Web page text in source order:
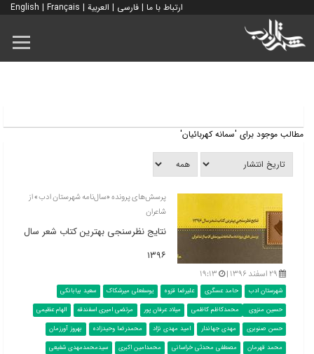
ارتباط با ما | فارسی | العربية |
English | Français
مطالب موجود برای 'سمانه کهربائیان'
پرسش‌های پرونده «سال‌نامه شهرستان ادب» از
شاعران
نتایج نظرسنجی بهترین کتاب شعر سال
۱۳۹۶
۲۹ اسفند ۱۳۹۶ | ۱۹:۱۳
شهرستان ادب حامد عسگری علیرضا قزوه یوسفعلی میرشکاک
سعید بیابانکی
حسین منزوی
محمدکاظم کاظمی میلاد عرفان پور مرتضی امیری اسفندقه
الهام عظیمی
حسن صنوبری
مهدی جهاندار امید مهدی نژاد محمدرضا وحیدزاده
بهروز آورزمان
محمد قهرمان
مصطفی محدثی خراسانی محمدامین اکبری
سیدمحمدمهدی شفیعی